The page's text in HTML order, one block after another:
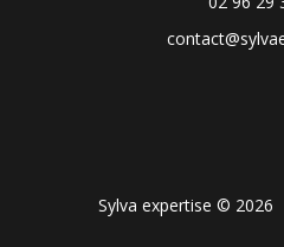
Sylva expertise © 2026